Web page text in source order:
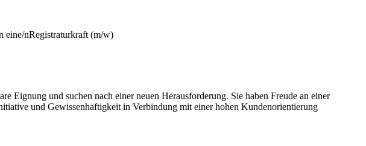
eine/nRegistraturkraft (m/w)
Eignung und suchen nach einer neuen Herausforderung. Sie haben Freude an einer
und Gewissenhaftigkeit in Verbindung mit einer hohen Kundenorientierung